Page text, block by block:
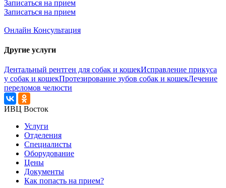
Записаться на прием
Записаться на прием
Онлайн Консультация
Другие услуги
Дентальный рентген для собак и кошекИсправление прикуса
у собак и кошекПротезирование зубов собак и кошекЛечение
переломов челюсти
ИВЦ Восток
Услуги
Отделения
Специалисты
Оборудование
Цены
Документы
Как попасть на прием?